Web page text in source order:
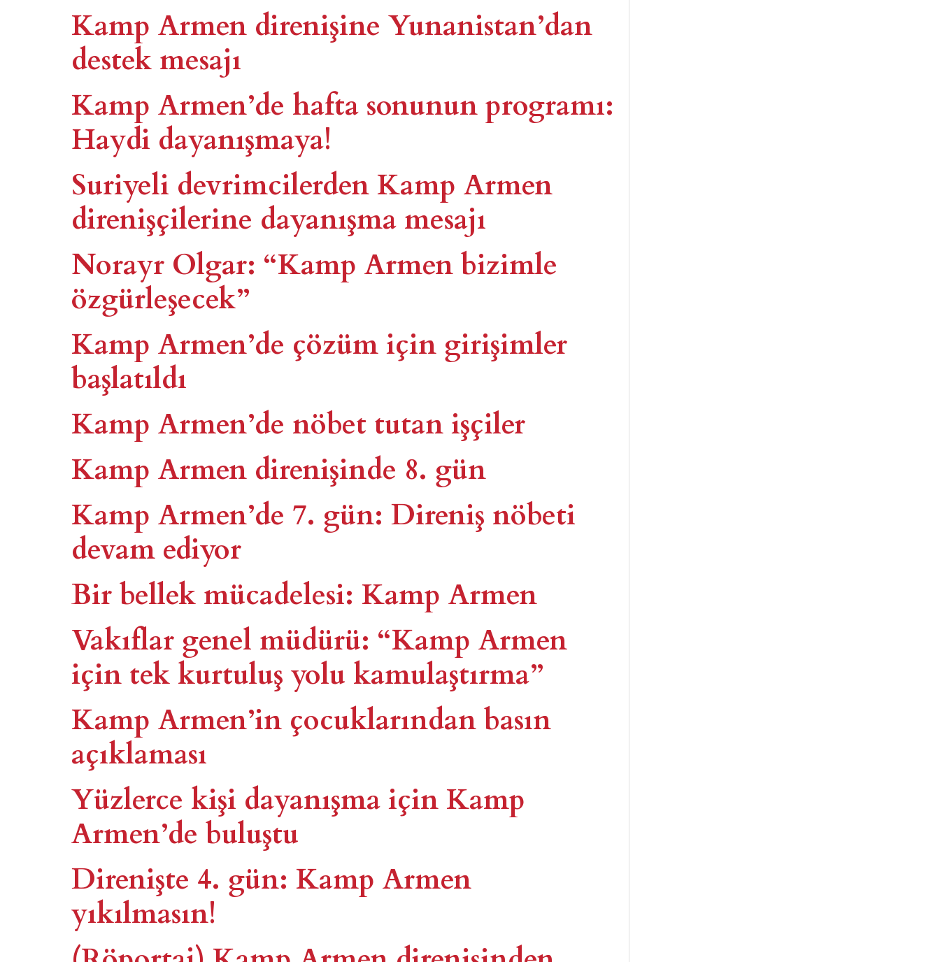
Kamp Armen direnişine Yunanistan’dan
destek mesajı
Kamp Armen’de hafta sonunun programı:
Haydi dayanışmaya!
Suriyeli devrimcilerden Kamp Armen
direnişçilerine dayanışma mesajı
Norayr Olgar: “Kamp Armen bizimle
özgürleşecek”
Kamp Armen’de çözüm için girişimler
başlatıldı
Kamp Armen’de nöbet tutan işçiler
Kamp Armen direnişinde 8. gün
Kamp Armen’de 7. gün: Direniş nöbeti
devam ediyor
Bir bellek mücadelesi: Kamp Armen
Vakıflar genel müdürü: “Kamp Armen
için tek kurtuluş yolu kamulaştırma”
Kamp Armen’in çocuklarından basın
açıklaması
Yüzlerce kişi dayanışma için Kamp
Armen’de buluştu
Direnişte 4. gün: Kamp Armen
yıkılmasın!